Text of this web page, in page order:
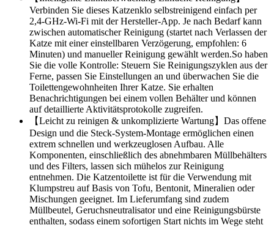
Verbinden Sie dieses Katzenklo selbstreinigend einfach per
2,4-GHz-Wi-Fi mit der Hersteller-App. Je nach Bedarf kann
zwischen automatischer Reinigung (startet nach Verlassen der
Katze mit einer einstellbaren Verzögerung, empfohlen: 6
Minuten) und manueller Reinigung gewählt werden.So haben
Sie die volle Kontrolle: Steuern Sie Reinigungszyklen aus der
Ferne, passen Sie Einstellungen an und überwachen Sie die
Toilettengewohnheiten Ihrer Katze. Sie erhalten
Benachrichtigungen bei einem vollen Behälter und können
auf detaillierte Aktivitätsprotokolle zugreifen.
【Leicht zu reinigen & unkomplizierte Wartung】Das offene
Design und die Steck-System-Montage ermöglichen einen
extrem schnellen und werkzeuglosen Aufbau. Alle
Komponenten, einschließlich des abnehmbaren Müllbehälters
und des Filters, lassen sich mühelos zur Reinigung
entnehmen. Die Katzentoilette ist für die Verwendung mit
Klumpstreu auf Basis von Tofu, Bentonit, Mineralien oder
Mischungen geeignet. Im Lieferumfang sind zudem
Müllbeutel, Geruchsneutralisator und eine Reinigungsbürste
enthalten, sodass einem sofortigen Start nichts im Wege steht